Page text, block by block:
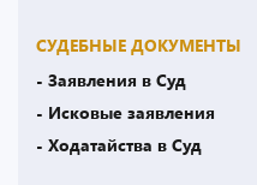
СУДЕБНЫЕ ДОКУМЕНТЫ
- Заявления в Суд
- Исковые заявления
- Ходатайства в Суд